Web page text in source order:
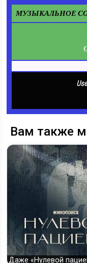
МУЗЫКАЛЬНОЕ
Вам также
Даже «Нулевой